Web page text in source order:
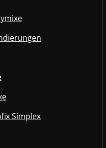
Simplex